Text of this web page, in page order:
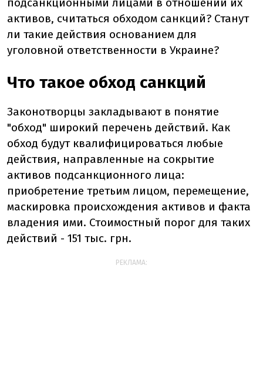
активов, считаться обходом санкций? Станут
ли такие действия основанием для
уголовной ответственности в Украине?
Что такое обход санкций
Законотворцы закладывают в понятие
"обход" широкий перечень действий. Как
обход будут квалифицироваться любые
действия, направленные на сокрытие
активов подсанкционного лица:
приобретение третьим лицом, перемещение,
маскировка происхождения активов и факта
владения ими. Стоимостный порог для таких
действий - 151 тыс. грн.
РЕКЛАМА: